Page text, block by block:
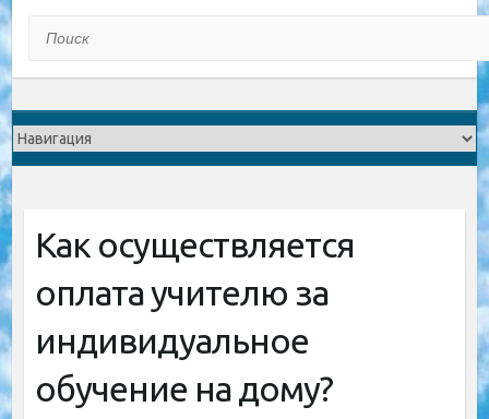
Как осуществляется
оплата учителю за
индивидуальное
обучение на дому?